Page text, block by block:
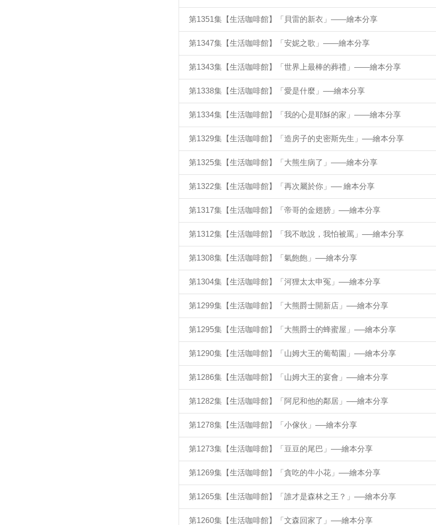
第1351集【生活咖啡館】「貝雷的新衣」——繪本分享
第1347集【生活咖啡館】「安妮之歌」——繪本分享
第1343集【生活咖啡館】「世界上最棒的葬禮」——繪本分享
第1338集【生活咖啡館】「愛是什麼」──繪本分享
第1334集【生活咖啡館】「我的心是耶穌的家」——繪本分享
第1329集【生活咖啡館】「造房子的史密斯先生」──繪本分享
第1325集【生活咖啡館】「大熊生病了」——繪本分享
第1322集【生活咖啡館】「再次屬於你」── 繪本分享
第1317集【生活咖啡館】「帝哥的金翅膀」──繪本分享
第1312集【生活咖啡館】「我不敢說，我怕被罵」──繪本分享
第1308集【生活咖啡館】「氣飽飽」──繪本分享
第1304集【生活咖啡館】「河狸太太申冤」──繪本分享
第1299集【生活咖啡館】「大熊爵士開新店」──繪本分享
第1295集【生活咖啡館】「大熊爵士的蜂蜜屋」──繪本分享
第1290集【生活咖啡館】「山姆大王的葡萄園」──繪本分享
第1286集【生活咖啡館】「山姆大王的宴會」──繪本分享
第1282集【生活咖啡館】「阿尼和他的鄰居」──繪本分享
第1278集【生活咖啡館】「小傢伙」──繪本分享
第1273集【生活咖啡館】「豆豆的尾巴」──繪本分享
第1269集【生活咖啡館】「貪吃的牛小花」──繪本分享
第1265集【生活咖啡館】「誰才是森林之王？」──繪本分享
第1260集【生活咖啡館】「文森回家了」──繪本分享